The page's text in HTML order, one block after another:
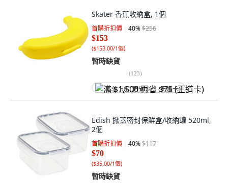
Skater 香蕉收納盒, 1個
首購折扣價 40%$256
$153
($153.00/1個)
暫時缺貨
(123)
满 $1,500 再省 $75 (王道卡)
Edish 掀蓋密封保鮮盒/收納罐 520ml,
2個
首購折扣價 40%$117
$70
($35.00/1個)
暫時缺貨